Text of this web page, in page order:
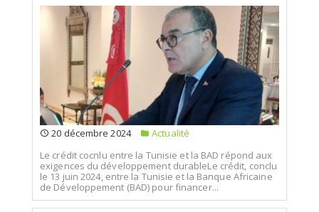
20 décembre 2024
Actualité
Le crédit cocnlu entre la Tunisie et la BAD répond aux
exigences du développement durableLe crédit, conclu
le 13 juin 2024, entre la Tunisie et la Banque Africaine
de Développement (BAD) pour financer...